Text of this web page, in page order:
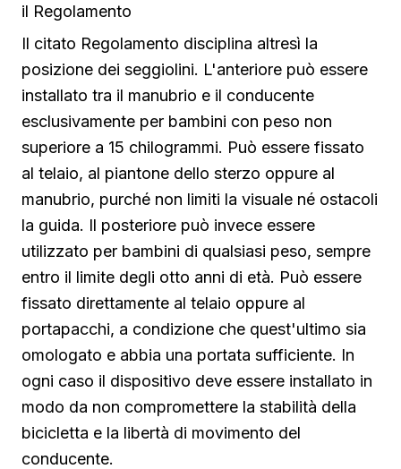
il Regolamento
Il citato Regolamento disciplina altresì la
posizione dei seggiolini. L'anteriore può essere
installato tra il manubrio e il conducente
esclusivamente per bambini con peso non
superiore a 15 chilogrammi. Può essere fissato
al telaio, al piantone dello sterzo oppure al
manubrio, purché non limiti la visuale né ostacoli
la guida. Il posteriore può invece essere
utilizzato per bambini di qualsiasi peso, sempre
entro il limite degli otto anni di età. Può essere
fissato direttamente al telaio oppure al
portapacchi, a condizione che quest'ultimo sia
omologato e abbia una portata sufficiente. In
ogni caso il dispositivo deve essere installato in
modo da non compromettere la stabilità della
bicicletta e la libertà di movimento del
conducente.